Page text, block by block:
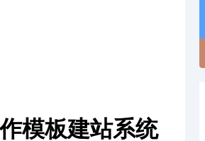
模板建站系统